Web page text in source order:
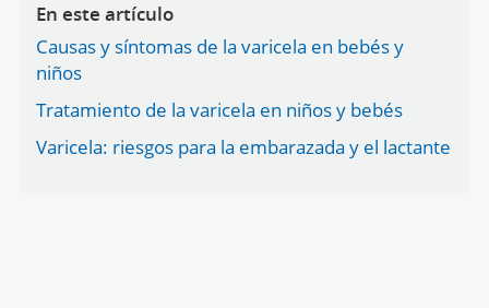
En este artículo
Causas y síntomas de la varicela en bebés y
niños
Tratamiento de la varicela en niños y bebés
Varicela: riesgos para la embarazada y el lactante